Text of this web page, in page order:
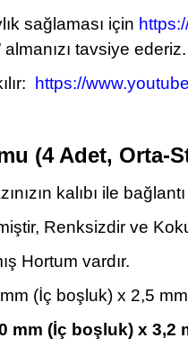
sağlaması için
almanızı tavsiye ederiz.
https://
(4 Adet, Orta-
kalıbı ile
Renksizdir ve
Hortum vardır.
(İç boşluk) x 2,5
mm (İç boşluk) x 3,2